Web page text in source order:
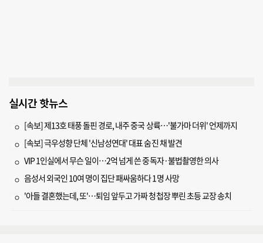
실시간 핫뉴스
[속보] 제13호 태풍 돌핀 경로, 내주 중국 상륙…'불가마 더위' 언제까지
[속보] 극우성향 단체 '신남성연대' 대표 숨진 채 발견
VIP 1인실에서 무슨 일이…2억 넘게 쓴 중독자·불법촬영한 의사
음성서 외국인 10여 명이 집단 패싸움하다 1명 사망
'아들 결혼했는데, 또'…퇴임 앞두고 가짜 청첩장 뿌린 초등 교장 송치